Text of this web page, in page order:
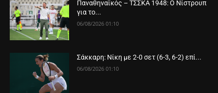
Παναθηναϊκός – ΤΣΣΚΑ 1948: Ο Νίστρουπ
για το...
06/08/2026 01:10
Σάκκαρη: Νίκη με 2-0 σετ (6-3, 6-2) επί...
06/08/2026 01:10